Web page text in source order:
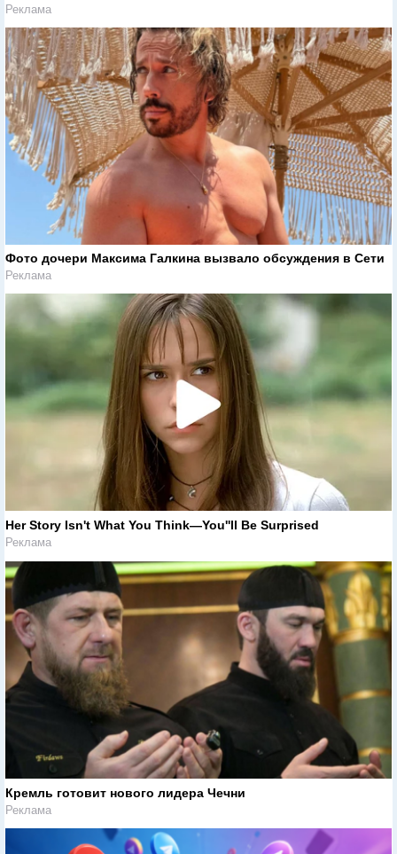
Реклама
Фото дочери Максима Галкина вызвало обсуждения в Сети
Реклама
Her Story Isn't What You Think—You''ll Be Surprised
Реклама
Кремль готовит нового лидера Чечни
Реклама